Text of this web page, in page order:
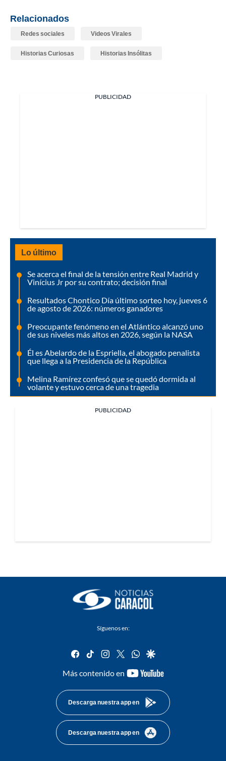
Relacionados
Redes sociales Videos Virales
Historias Curiosas Historias Insólitas
PUBLICIDAD
Lo último
Se acerca el final de la tensión entre Real Madrid y
Vinícius Jr por su contrato; decisión final
Resultados Chontico Día último sorteo hoy, jueves 6
de agosto de 2026: números ganadores
Preocupante fenómeno en el Atlántico alcanzó uno
de sus niveles más altos en 2026, según la NASA
Él es Abelardo de la Espriella, el abogado penalista
que llega a la Presidencia de la República
Melina Ramírez confesó que se quedó dormida al
volante y estuvo cerca de una tragedia
PUBLICIDAD
Síguenos en:
facebook
tiktok instagram
twitterwhatsapp
google
Más contenido en
youtube-
Descarga nuestra app en
Descarga nuestra app en